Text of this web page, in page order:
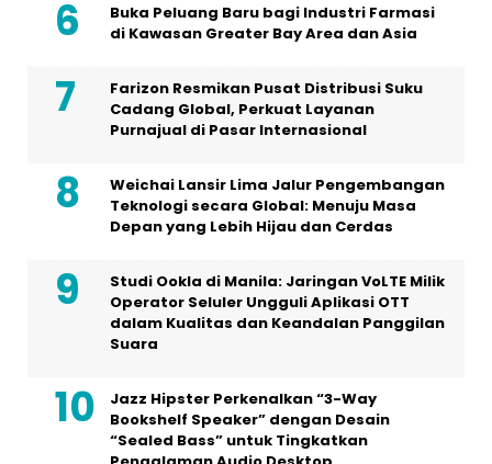
Buka Peluang Baru bagi Industri Farmasi
di Kawasan Greater Bay Area dan Asia
Farizon Resmikan Pusat Distribusi Suku
Cadang Global, Perkuat Layanan
Purnajual di Pasar Internasional
Weichai Lansir Lima Jalur Pengembangan
Teknologi secara Global: Menuju Masa
Depan yang Lebih Hijau dan Cerdas
Studi Ookla di Manila: Jaringan VoLTE Milik
Operator Seluler Ungguli Aplikasi OTT
dalam Kualitas dan Keandalan Panggilan
Suara
Jazz Hipster Perkenalkan “3-Way
Bookshelf Speaker” dengan Desain
“Sealed Bass” untuk Tingkatkan